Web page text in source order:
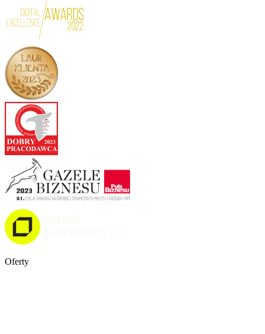
Oferty